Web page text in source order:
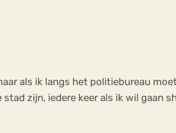
als ik langs het politiebureau
zijn, iedere keer als ik wil gaan